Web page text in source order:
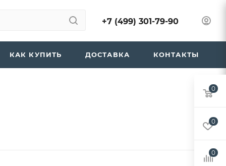
+7 (499) 301-79-90
КАК КУПИТЬ ДОСТАВКА КОНТАКТЫ
0
0
0